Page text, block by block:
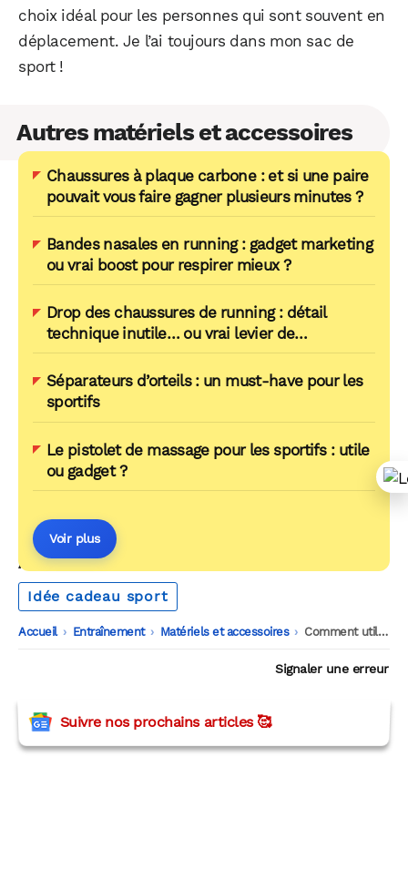
choix idéal pour les personnes qui sont souvent en
déplacement. Je l’ai toujours dans mon sac de
sport !
Autres matériels et accessoires
Chaussures à plaque carbone : et si une paire
pouvait vous faire gagner plusieurs minutes ?
Bandes nasales en running : gadget marketing
ou vrai boost pour respirer mieux ?
Drop des chaussures de running : détail
technique inutile… ou vrai levier de
performance ?
Séparateurs d’orteils : un must-have pour les
sportifs
Le pistolet de massage pour les sportifs : utile
ou gadget ?
Voir plus
AUTOUR DU MÊME THÈME
Idée cadeau sport
Accueil -
Entraînement -
Matériels et accessoires -
Comment utiliser une balle de massage lacrosse ?
Signaler une erreur
Suivre nos prochains articles 🥰